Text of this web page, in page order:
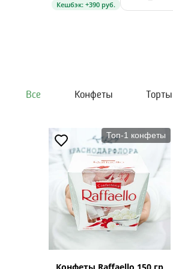
Кешбэк: +390 руб.
Все Конфеты Торты
Топ-1 конфеты